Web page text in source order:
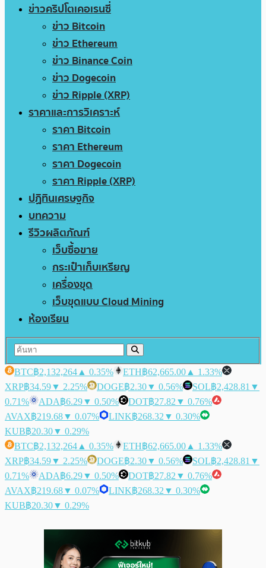
ข่าวคริปโตเคอเรนซี่
ข่าว Bitcoin
ข่าว Ethereum
ข่าว Binance Coin
ข่าว Dogecoin
ข่าว Ripple (XRP)
ราคาและการวิเคราะห์
ราคา Bitcoin
ราคา Ethereum
ราคา Dogecoin
ราคา Ripple (XRP)
ปฏิทินเศรษฐกิจ
บทความ
รีวิวผลิตภัณฑ์
เว็บซื้อขาย
กระเป๋าเก็บเหรียญ
เครื่องขุด
เว็บขุดแบบ Cloud Mining
ห้องเรียน
BTC฿2,132,264 ▲ 0.35% ETH฿62,665.00 ▲ 1.33%
XRP฿34.59▼ 2.25% DOGE฿2.30▼ 0.56% SOL฿2,428.81 ▼
0.71%
ADA฿6.29▼ 0.50% DOT฿27.82 ▼ 0.76%
AVAX฿219.68▼ 0.07% LINK฿268.32 ▼ 0.30%
KUB฿20.30▼ 0.29%
BTC฿2,132,264 ▲ 0.35% ETH฿62,665.00 ▲ 1.33%
XRP฿34.59▼ 2.25% DOGE฿2.30▼ 0.56% SOL฿2,428.81 ▼
0.71%
ADA฿6.29▼ 0.50% DOT฿27.82 ▼ 0.76%
AVAX฿219.68▼ 0.07% LINK฿268.32 ▼ 0.30%
KUB฿20.30▼ 0.29%